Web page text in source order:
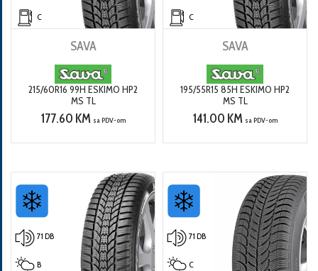
C
SAVA
215/60R16 99H ESKIMO HP2
MS TL
177.60 KM sa PDV-om
C
SAVA
195/55R15 85H ESKIMO HP2
MS TL
141.00 KM sa PDV-om
71 DB
B
71 DB
C